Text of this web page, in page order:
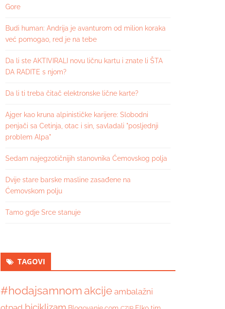
Gore
Budi human: Andrija je avanturom od milion koraka
već pomogao, red je na tebe
Da li ste AKTIVIRALI novu ličnu kartu i znate li ŠTA
DA RADITE s njom?
Da li ti treba čitač elektronske lične karte?
Ajger kao kruna alpinističke karijere: Slobodni
penjači sa Cetinja, otac i sin, savladali "posljednji
problem Alpa"
Sedam najegzotičnijih stanovnika Ćemovskog polja
Dvije stare barske masline zasađene na
Ćemovskom polju
Tamo gdje Srce stanuje
TAGOVI
#hodajsamnom akcije ambalažni